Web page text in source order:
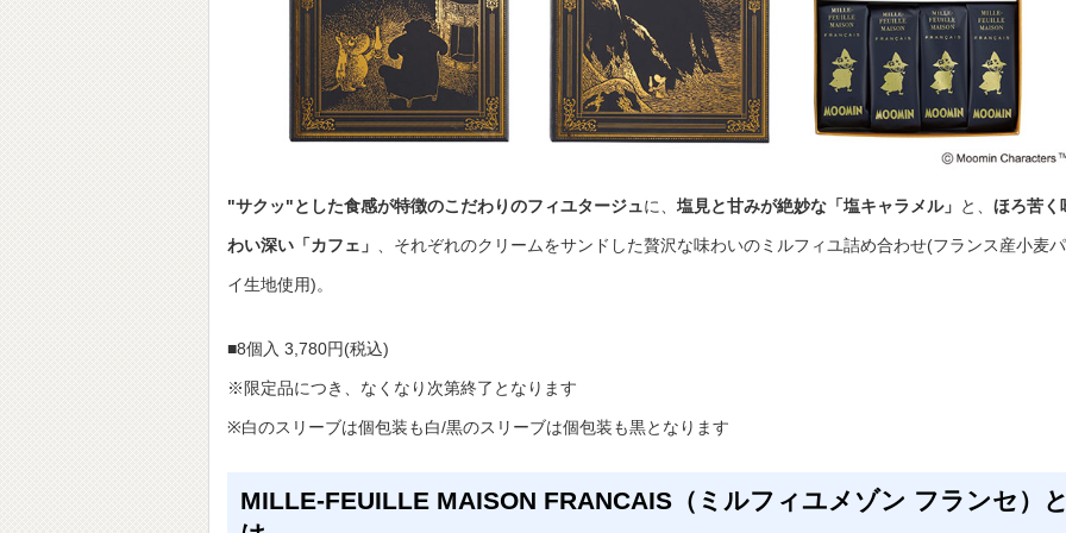
"サクッ"とした食感が特徴のこだわりのフィユタージュに、 塩見と甘みが絶妙な「塩キャラメル」 と、 ほろ苦く
わい深い「カフェ」 、それぞれのクリームをサンドした贅沢な味わいのミルフィユ詰め合わせ(フランス産小麦パ
イ生地使用)。
■8個入 3,780円(税込)
※限定品につき、なくなり次第終了となります
※白のスリーブは個包装も白/黒のスリーブは個包装も黒となります
MILLE-FEUILLE MAISON FRANCAIS（ミルフィユメゾン フランセ）